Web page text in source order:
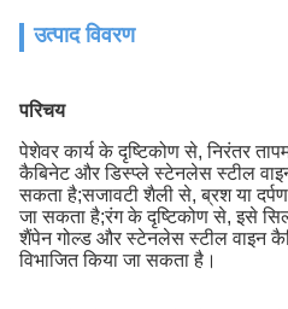
उत्पाद विवरण
परिचय
पेशेवर कार्य के दृष्टिकोण से, निरंतर
कैबिनेट और डिस्प्ले स्टेनलेस स्टील
सकता है;सजावटी शैली से, ब्रश या
जा सकता है;रंग के दृष्टिकोण से, इसे
शैंपेन गोल्ड और स्टेनलेस स्टील वाइन
विभाजित किया जा सकता है।